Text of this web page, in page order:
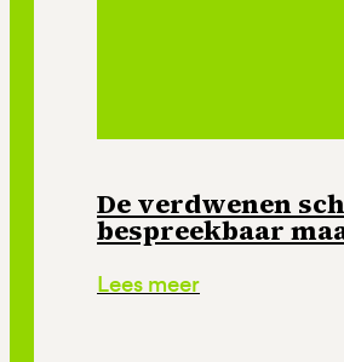
De verdwenen
bespreekbaar
Lees meer